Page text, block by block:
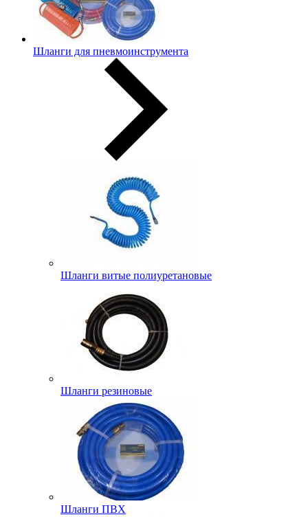
Шланги для пневмоинструмента
Шланги витые полиуретановые
Шланги резиновые
Шланги ПВХ